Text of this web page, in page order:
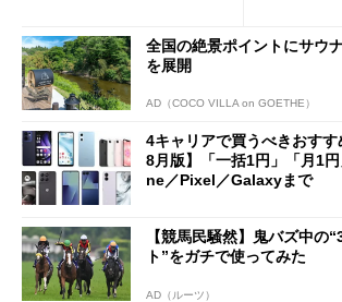
も
全国の絶景ポイントにサウ
を展開
AD（COCO VILLA on GOETHE）
4キャリアで買うべきおす
8月版】「一括1円」「月1
ne／Pixel／Galaxyまで
【競馬民騒然】鬼バズ中の
ト”をガチで使ってみた
AD（ルーツ）